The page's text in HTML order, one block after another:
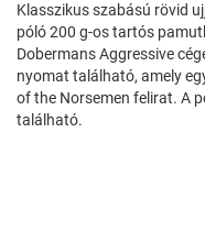
Klasszikus szabású rövid
póló 200 g-os tartós
Dobermans Aggressive
nyomat található, amely
of the Norsemen felirat. A
található.